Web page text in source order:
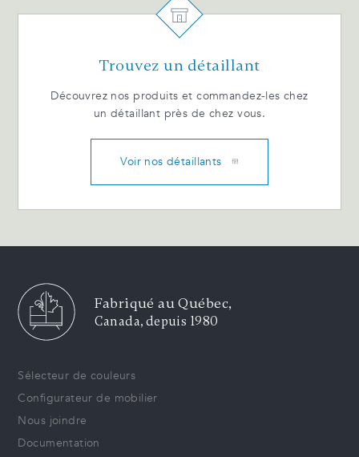
Trouvez un détaillant
Découvrez nos produits et commandez-les chez
un détaillant près de chez vous.
Voir nos détaillants
Fabriqué au Québec,
Canada, depuis 1980
Sélecteur de couleurs
Configurateur de mobilier
Nous joindre
Documentation